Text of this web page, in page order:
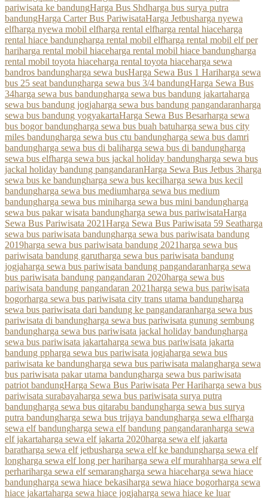
pariwisata ke bandungHarga Bus Shdharga bus surya putra
bandungHarga Carter Bus PariwisataHarga Jetbusharga nyewa
elfharga nyewa mobil elfharga rental elfharga rental hiaceharga
rental hiace bandungharga rental mobil elfharga rental mobil elf per
hariharga rental mobil hiaceharga rental mobil hiace bandungharga
rental mobil toyota hiaceharga rental toyota hiaceharga sewa
bandros bandungharga sewa busHarga Sewa Bus 1 Hariharga sewa
bus 25 seat bandungharga sewa bus 3/4 bandungHarga Sewa Bus
34harga sewa bus bandungharga sewa bus bandung jakartaharga
sewa bus bandung jogjaharga sewa bus bandung pangandaranharga
sewa bus bandung yogyakartaHarga Sewa Bus Besarharga sewa
bus bogor bandungharga sewa bus buah batuharga sewa bus city
miles bandungharga sewa bus ctu bandungharga sewa bus damri
bandungharga sewa bus di baliharga sewa bus di bandungharga
sewa bus elfharga sewa bus jackal holiday bandungharga sewa bus
jackal holiday bandung pangandaranHarga Sewa Bus Jetbus 3harga
sewa bus ke bandungharga sewa bus kecilharga sewa bus kecil
bandungharga sewa bus mediumharga sewa bus medium
bandungharga sewa bus miniharga sewa bus mini bandungharga
sewa bus pakar wisata bandungharga sewa bus pariwisataHarga
Sewa Bus Pariwisata 2021Harga Sewa Bus Pariwisata 59 Seatharga
sewa bus pariwisata bandungharga sewa bus pariwisata bandung
2019harga sewa bus pariwisata bandung 2021harga sewa bus
pariwisata bandung garutharga sewa bus pariwisata bandung
jogjaharga sewa bus pariwisata bandung pangandaranharga sewa
bus pariwisata bandung pangandaran 2020harga sewa bus
pariwisata bandung pangandaran 2021harga sewa bus pariwisata
bogorharga sewa bus pariwisata city trans utama bandungharga
sewa bus pariwisata dari bandung ke pangandaranharga sewa bus
pariwisata di bandungharga sewa bus pariwisata gunung sembung
bandungharga sewa bus pariwisata jackal holiday bandungharga
sewa bus pariwisata jakartaharga sewa bus pariwisata jakarta
bandung ppharga sewa bus pariwisata jogjaharga sewa bus
pariwisata ke bandungharga sewa bus pariwisata malangharga sewa
bus pariwisata pakar utama bandungharga sewa bus pariwisata
patriot bandungHarga Sewa Bus Pariwisata Per Hariharga sewa bus
pariwisata surabayaharga sewa bus pariwisata surya putra
bandungharga sewa bus qitarabu bandungharga sewa bus surya
putra bandungharga sewa bus trijaya bandungharga sewa elfharga
sewa elf bandungharga sewa elf bandung pangandaranharga sewa
elf jakartaharga sewa elf jakarta 2020harga sewa elf jakarta
baratharga sewa elf jetbusharga sewa elf ke bandungharga sewa elf
longharga sewa elf long per hariharga sewa elf murahharga sewa elf
perhariharga sewa elf semarangharga sewa hiaceharga sewa hiace
bandungharga sewa hiace bekasiharga sewa hiace bogorharga sewa
hiace jakartaharga sewa hiace jogjaharga sewa hiace ke luar